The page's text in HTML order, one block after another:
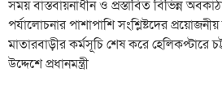
সময় বাস্তবায়নাধীন ও প্রস্তাবিত বিভিন্ন
পর্যালোচনার পাশাপাশি সংশ্লিষ্টদের
মাতারবাড়ীর কর্মসূচি শেষ করে হেলিকপ্টারে
উদ্দেশে প্রধানমন্ত্রী